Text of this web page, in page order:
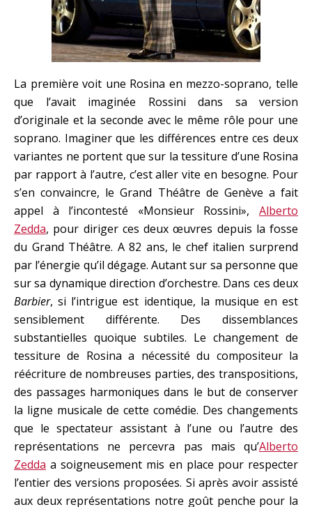
La première voit une Rosina en mezzo-soprano, telle
que l’avait imaginée Rossini dans sa version
d’originale et la seconde avec le même rôle pour une
soprano. Imaginer que les différences entre ces deux
variantes ne portent que sur la tessiture d’une Rosina
par rapport à l’autre, c’est aller vite en besogne. Pour
s’en convaincre, le Grand Théâtre de Genève a fait
appel à l’incontesté «Monsieur Rossini», Alberto
Zedda, pour diriger ces deux œuvres depuis la fosse
du Grand Théâtre. A 82 ans, le chef italien surprend
par l’énergie qu’il dégage. Autant sur sa personne que
sur sa dynamique direction d’orchestre. Dans ces deux
Barbier, si l’intrigue est identique, la musique en est
sensiblement différente. Des dissemblances
substantielles quoique subtiles. Le changement de
tessiture de Rosina a nécessité du compositeur la
réécriture de nombreuses parties, des transpositions,
des passages harmoniques dans le but de conserver
la ligne musicale de cette comédie. Des changements
que le spectateur assistant à l’une ou l’autre des
représentations ne percevra pas mais qu’Alberto
Zedda a soigneusement mis en place pour respecter
l’entier des versions proposées. Si après avoir assisté
aux deux représentations notre goût penche pour la